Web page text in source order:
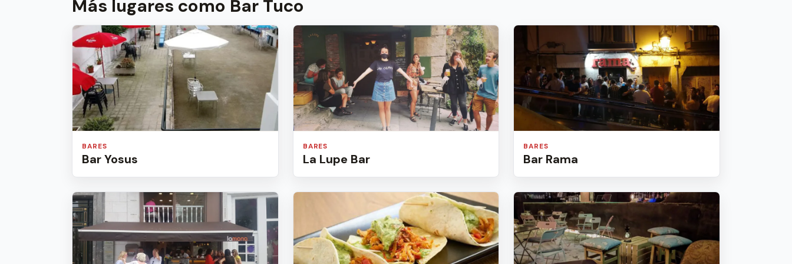
Más lugares como Bar Tuco
BARES
Bar Yosus
BARES
La Lupe Bar
BARES
Bar Rama